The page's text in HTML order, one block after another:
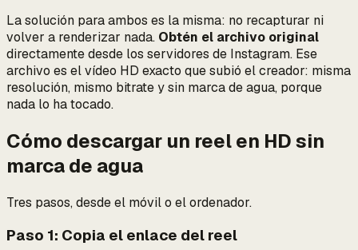
La solución para ambos es la misma: no recapturar ni
volver a renderizar nada. Obtén el archivo original
directamente desde los servidores de Instagram. Ese
archivo es el vídeo HD exacto que subió el creador: misma
resolución, mismo bitrate y sin marca de agua, porque
nada lo ha tocado.
Cómo descargar un reel en HD sin
marca de agua
Tres pasos, desde el móvil o el ordenador.
Paso 1: Copia el enlace del reel